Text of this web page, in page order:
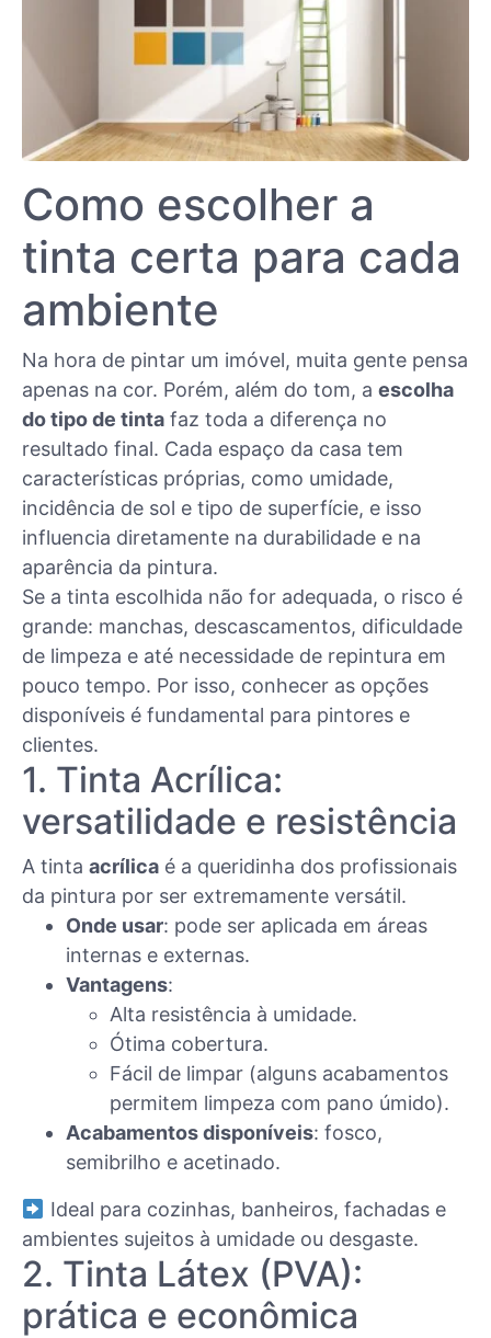
Como escolher a
tinta certa para cada
ambiente
Na hora de pintar um imóvel, muita gente pensa
apenas na cor. Porém, além do tom, a escolha
do tipo de tinta faz toda a diferença no
resultado final. Cada espaço da casa tem
características próprias, como umidade,
incidência de sol e tipo de superfície, e isso
influencia diretamente na durabilidade e na
aparência da pintura.
Se a tinta escolhida não for adequada, o risco é
grande: manchas, descascamentos, dificuldade
de limpeza e até necessidade de repintura em
pouco tempo. Por isso, conhecer as opções
disponíveis é fundamental para pintores e
clientes.
1. Tinta Acrílica:
versatilidade e resistência
A tinta acrílica é a queridinha dos profissionais
da pintura por ser extremamente versátil.
Onde usar: pode ser aplicada em áreas
internas e externas.
Vantagens:
Alta resistência à umidade.
Ótima cobertura.
Fácil de limpar (alguns acabamentos
permitem limpeza com pano úmido).
Acabamentos disponíveis: fosco,
semibrilho e acetinado.
Ideal para cozinhas, banheiros, fachadas e
ambientes sujeitos à umidade ou desgaste.
2. Tinta Látex (PVA):
prática e econômica